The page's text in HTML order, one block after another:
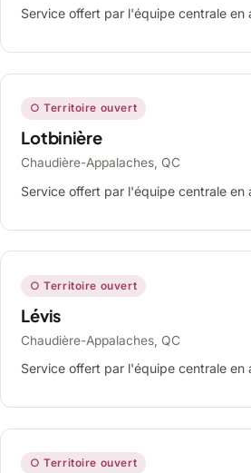
Service offert par l'équipe centrale
○ Territoire ouvert
Lotbinière
Chaudière-Appalaches, QC
Service offert par l'équipe centrale
○ Territoire ouvert
Lévis
Chaudière-Appalaches, QC
Service offert par l'équipe centrale
○ Territoire ouvert